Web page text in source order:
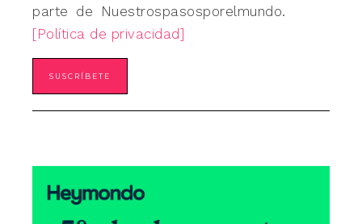
parte de Nuestrospasosporelmundo.
[Política de privacidad]